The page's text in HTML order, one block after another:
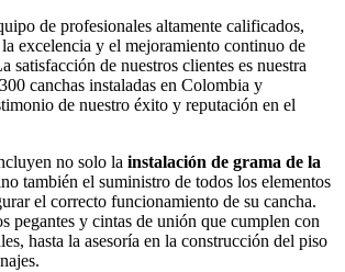
de profesionales altamente calificados,
excelencia y el mejoramiento continuo de
satisfacción de nuestros clientes es nuestra
canchas instaladas en Colombia y
de nuestro éxito y reputación en el
no solo la instalación de grama de la
también el suministro de todos los elementos
el correcto funcionamiento de su cancha.
pegantes y cintas de unión que cumplen con
hasta la asesoría en la construcción del piso